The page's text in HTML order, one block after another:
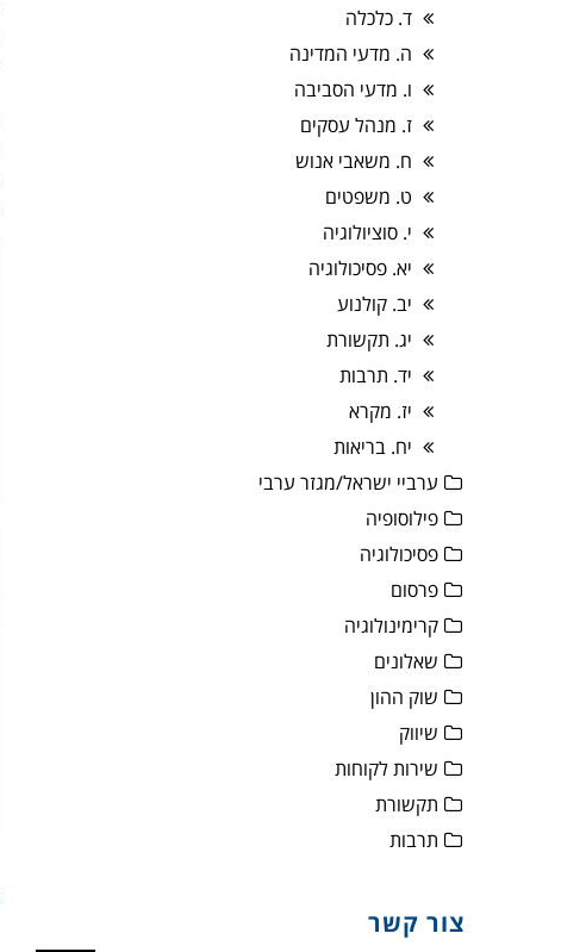
ד. כלכלה
ה. מדעי המדינה
ו. מדעי הסביבה
ז. מנהל עסקים
ח. משאבי אנוש
ט. משפטים
י. סוציולוגיה
יא. פסיכולוגיה
יב. קולנוע
יג. תקשורת
יד. תרבות
יז. מקרא
יח. בריאות
ערביי ישראל/מגזר ערבי
פילוסופיה
פסיכולוגיה
פרסום
קרימינולוגיה
שאלונים
שוק ההון
שיווק
שירות לקוחות
תקשורת
תרבות
צור קשר